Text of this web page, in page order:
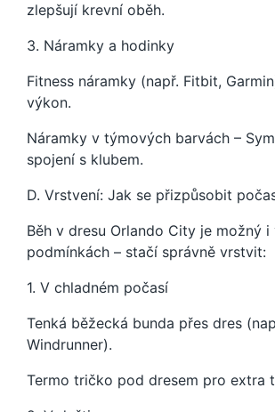
zlepšují krevní oběh.
3. Náramky a hodinky
Fitness náramky (např. Fitbit,
výkon.
Náramky v týmových barvách –
spojení s klubem.
D. Vrstvení: Jak se přizpůsobit
Běh v dresu Orlando City je možný
podmínkách – stačí správně vrstvit:
1. V chladném počasí
Tenká běžecká bunda přes dres
Windrunner).
Termo tričko pod dresem pro extra